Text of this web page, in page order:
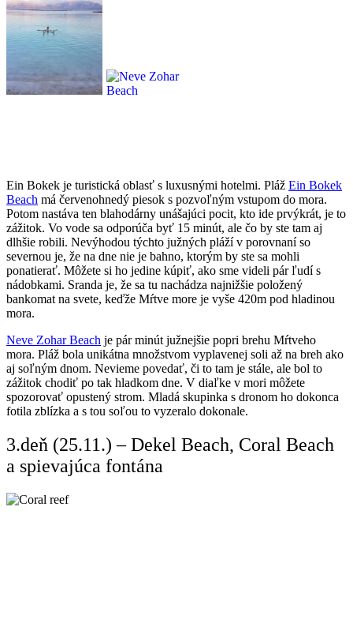
Ein Bokek je turistická oblasť s luxusnými hotelmi. Pláž Ein Bokek
Beach má červenohnedý piesok s pozvoľným vstupom do mora.
Potom nastáva ten blahodárny unášajúci pocit, kto ide prvýkrát, je to
zážitok. Vo vode sa odporúča byť 15 minút, ale čo by ste tam aj
dlhšie robili. Nevýhodou týchto južných pláží v porovnaní so
severnou je, že na dne nie je bahno, ktorým by ste sa mohli
ponatierať. Môžete si ho jedine kúpiť, ako sme videli pár ľudí s
nádobkami. Sranda je, že sa tu nachádza najnižšie položený
bankomat na svete, keďže Mŕtve more je vyše 420m pod hladinou
mora.
Neve Zohar Beach je pár minút južnejšie popri brehu Mŕtveho
mora. Pláž bola unikátna množstvom vyplavenej soli až na breh ako
aj soľným dnom. Nevieme povedať, či to tam je stále, ale bol to
zážitok chodiť po tak hladkom dne. V diaľke v mori môžete
spozorovať opustený strom. Mladá skupinka s dronom ho dokonca
fotila zblízka a s tou soľou to vyzeralo dokonale.
3.deň (25.11.) – Dekel Beach, Coral Beach
a spievajúca fontána